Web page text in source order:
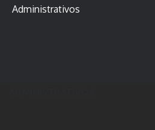
Administrativos